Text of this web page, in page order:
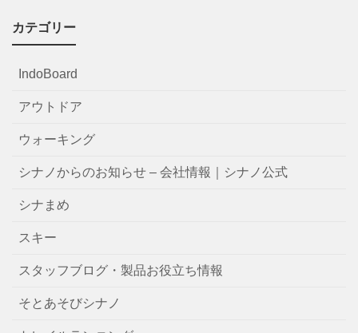
カテゴリー
IndoBoard
アウトドア
ウォーキング
シナノからのお知らせ – 会社情報｜シナノ公式
シナまめ
スキー
スタッフブログ・製品お役立ち情報
そとあそびシナノ